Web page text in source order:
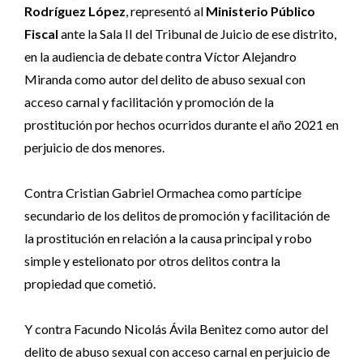
Rodríguez López, representó al Ministerio Público
Fiscal ante la Sala II del Tribunal de Juicio de ese distrito,
en la audiencia de debate contra Víctor Alejandro
Miranda como autor del delito de abuso sexual con
acceso carnal y facilitación y promoción de la
prostitución por hechos ocurridos durante el año 2021 en
perjuicio de dos menores.
Contra Cristian Gabriel Ormachea como partícipe
secundario de los delitos de promoción y facilitación de
la prostitución en relación a la causa principal y robo
simple y estelionato por otros delitos contra la
propiedad que cometió.
Y contra Facundo Nicolás Ávila Benitez como autor del
delito de abuso sexual con acceso carnal en perjuicio de